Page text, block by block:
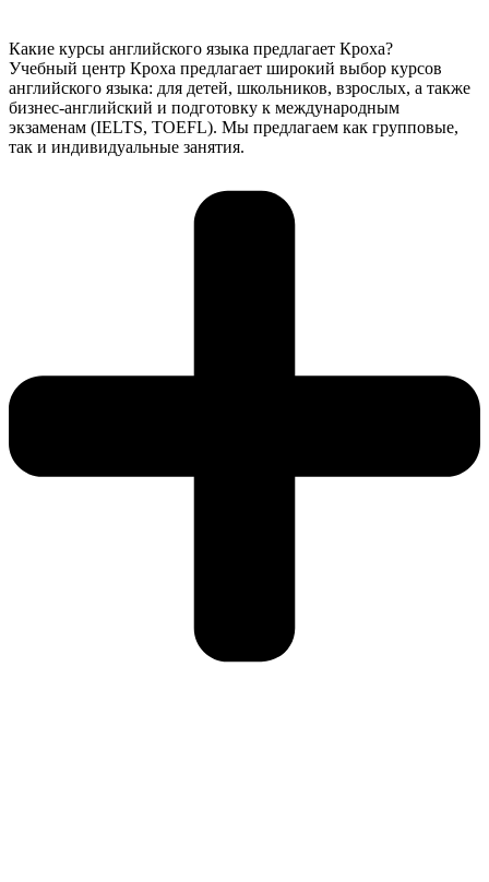
Какие курсы английского языка предлагает Кроха?
Учебный центр Кроха предлагает широкий выбор курсов
английского языка: для детей, школьников, взрослых, а также
бизнес-английский и подготовку к международным
экзаменам (IELTS, TOEFL). Мы предлагаем как групповые,
так и индивидуальные занятия.